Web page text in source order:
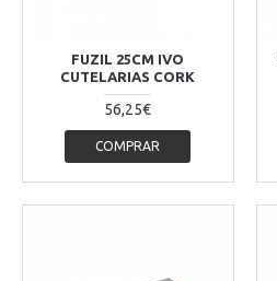
FUZIL 25CM IVO
CUTELARIAS CORK
56,25€
COMPRAR